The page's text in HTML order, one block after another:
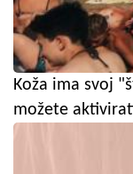
Koža ima svoj
možete